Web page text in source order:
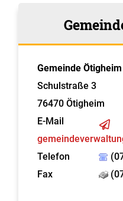
Gemeinde Ötigheim
Schulstraße 3
76470 Ötigheim
E-Mail
Telefon
Fax